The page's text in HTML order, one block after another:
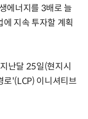
에너지를 3배로 늘
에 지속 투자할 계획
난달 25일(현지시
로'(LCP) 이니셔티브